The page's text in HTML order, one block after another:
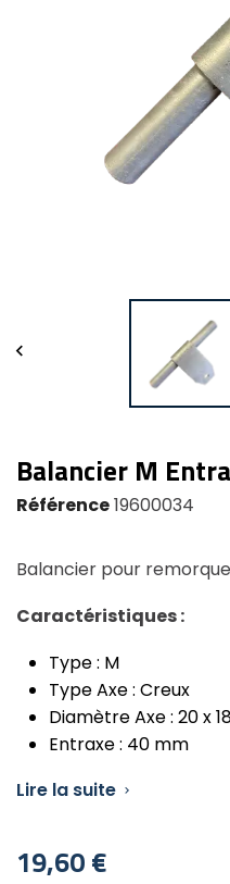

Balancier M
Référence19600034
Balancier pour
Caractéristiques :
Type : M
Type Axe : Creux
Diamètre Axe : 20 x
Entraxe : 40 mm
Lire la suite

19,60 €